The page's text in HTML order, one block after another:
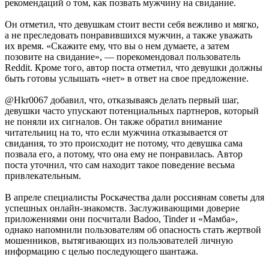
рекомендаций о том, как позвать мужчину на свидание.
Он отметил, что девушкам стоит вести себя вежливо и мягко,
а не преследовать понравившихся мужчин, а также уважать
их время. «Скажите ему, что вы о нем думаете, а затем
позовите на свидание», — порекомендовал пользователь
Reddit. Кроме того, автор поста отметил, что девушки должны
быть готовы услышать «нет» в ответ на свое предложение.
@Hkr0067 добавил, что, отказываясь делать первый шаг,
девушки часто упускают потенциальных партнеров, который
не поняли их сигналов. Он также обратил внимание
читательниц на то, что если мужчина отказывается от
свидания, то это происходит не потому, что девушка сама
позвала его, а потому, что она ему не понравилась. Автор
поста уточнил, что сам находит такое поведение весьма
привлекательным.
В апреле специалисты Роскачества дали россиянам советы для
успешных онлайн-знакомств. Заслуживающими доверие
приложениями они посчитали Badoo, Tinder и «Мамба»,
однако напомнили пользователям об опасность стать жертвой
мошенников, вытягивающих из пользователей личную
информацию с целью последующего шантажа.